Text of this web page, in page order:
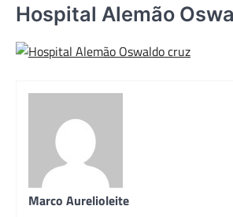
Hospital Alemão
Marco Aurelioleite